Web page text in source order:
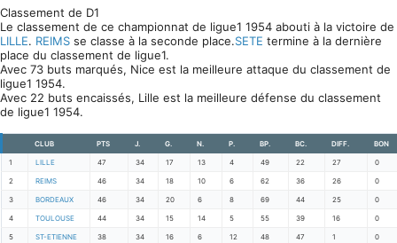
Classement de D1
Le classement de ce championnat de ligue1 1954 abouti à la victoire de
LILLE. REIMS se classe à la seconde place.SETE termine à la dernière
place du classement de ligue1.
Avec 73 buts marqués, Nice est la meilleure attaque du classement de
ligue1 1954.
Avec 22 buts encaissés, Lille est la meilleure défense du classement
de ligue1 1954.
CLUB PTS J. G. N. P. BP. BC. DIFF. BON
1 LILLE 47 34 17 13 4 49 22 27 0
2 REIMS 46 34 18 10 6 62 36 26 0
3 BORDEAUX 46 34 20 6 8 69 44 25 0
4 TOULOUSE 44 34 15 14 5 55 39 16 0
5 ST-ETIENNE 38 34 16 6 12 48 47 1 0